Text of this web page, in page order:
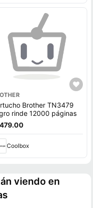
Brother TN3479
rinde 12000 páginas
Coolbox
viendo en